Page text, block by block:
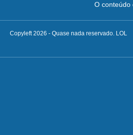
O conteúdo
Copyleft 2026 - Quase nada reservado. LOL